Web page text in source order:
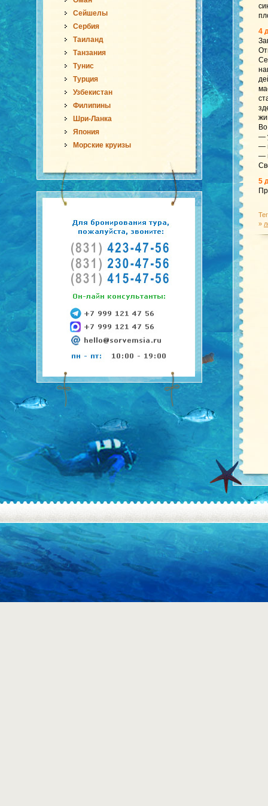
Сейшелы
Сербия
Таиланд
Танзания
Тунис
Турция
Узбекистан
Филипины
Шри-Ланка
Япония
Морские круизы
4
—
—
—
5
»